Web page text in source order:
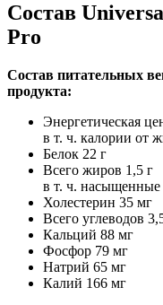
Состав
Pro
Состав питательных
продукта:
Энергетическая
в т. ч. калории от
Белок 22 г
Всего жиров 1,5 г
в т. ч.
Холестерин 35 мг
Всего углеводов
Кальций 88 мг
Фосфор 79 мг
Натрий 65 мг
Калий 166 мг